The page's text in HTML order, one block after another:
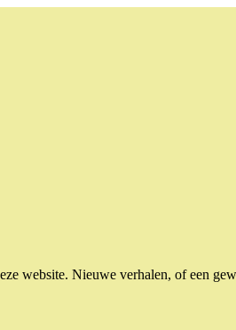
website. Nieuwe verhalen, of een